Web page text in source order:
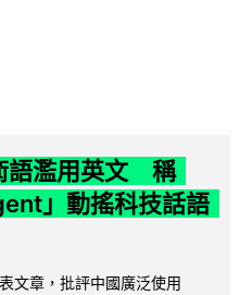
語濫用英文 稱
」動搖科技話語
文章，批評中國廣泛使用